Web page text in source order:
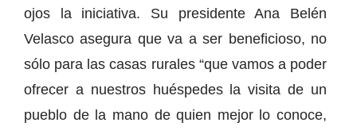
ojos la iniciativa. Su presidente Ana Belén
Velasco asegura que va a ser beneficioso, no
sólo para las casas rurales “que vamos a poder
ofrecer a nuestros huéspedes la visita de un
pueblo de la mano de quien mejor lo conoce,